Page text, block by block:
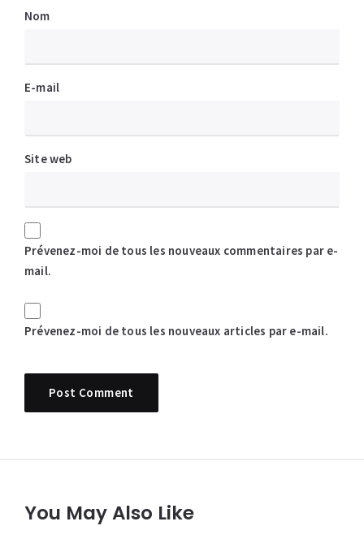
Nom
E-mail
Site web
Prévenez-moi de tous les nouveaux commentaires par e-
mail.
Prévenez-moi de tous les nouveaux articles par e-mail.
You May Also Like